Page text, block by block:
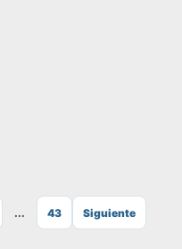
... 43 Siguiente